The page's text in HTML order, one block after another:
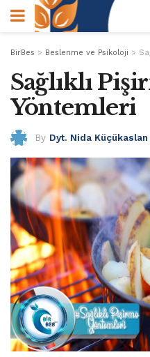
BirBes > Beslenme ve Psikoloji >
Sağlıklı
Yöntemleri
By Dyt. Nida Küçükaslan